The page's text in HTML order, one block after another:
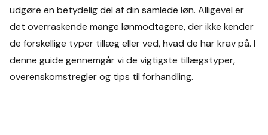
udgøre en betydelig del af din samlede løn. Alligevel er
det overraskende mange lønmodtagere, der ikke kender
de forskellige typer tillæg eller ved, hvad de har krav på. I
denne guide gennemgår vi de vigtigste tillægstyper,
overenskomstregler og tips til forhandling.